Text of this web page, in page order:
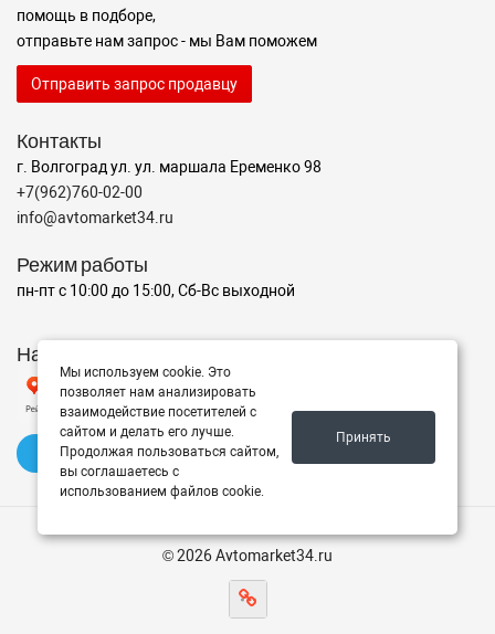
помощь в подборе,
отправьте нам запрос - мы Вам поможем
Отправить запрос продавцу
Контакты
г. Волгоград ул. ул. маршала Еременко 98
+7(962)760-02-00
info@avtomarket34.ru
Режим работы
пн-пт с 10:00 до 15:00, Сб-Вс выходной
Наш рейтинг на Яндексе
✍️ Оставить отзыв
© 2026 Avtomarket34.ru
Мы используем cookie. Это
позволяет нам анализировать
взаимодействие посетителей с
сайтом и делать его лучше.
Продолжая пользоваться сайтом,
вы соглашаетесь с
использованием файлов cookie.
Принять